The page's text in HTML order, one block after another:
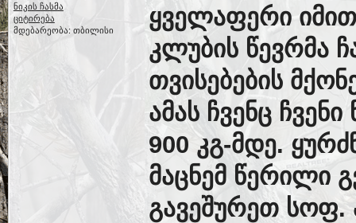
ნიკის ჩასმა
ციტირება
მდებარეობა: თბილისი
ყველაფერი
კლუბის წევრმა
თვისებების
ამას ჩვენც
900 კგ-მდე.
მაცნემ წერილი
გავეშურეთ სოფ.